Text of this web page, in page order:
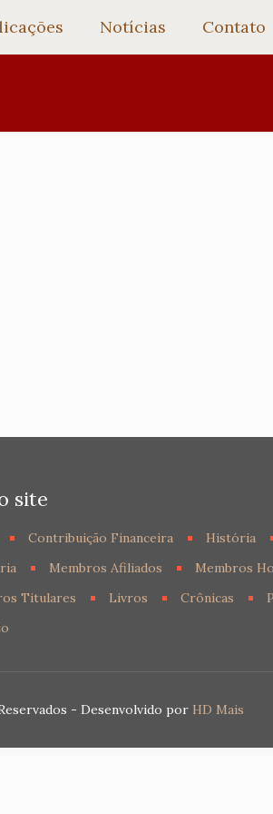
Notícias Contato
site
Contribuição Financeira História
Membros Afiliados
Membros
Titulares
Livros Crônicas
- Desenvolvido por HD Mais